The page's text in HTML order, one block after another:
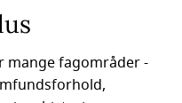
mange fagområder -